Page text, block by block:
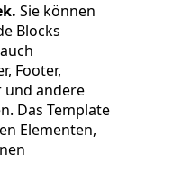
Sie können
Blocks
Footer,
und andere
Das Template
Elementen,